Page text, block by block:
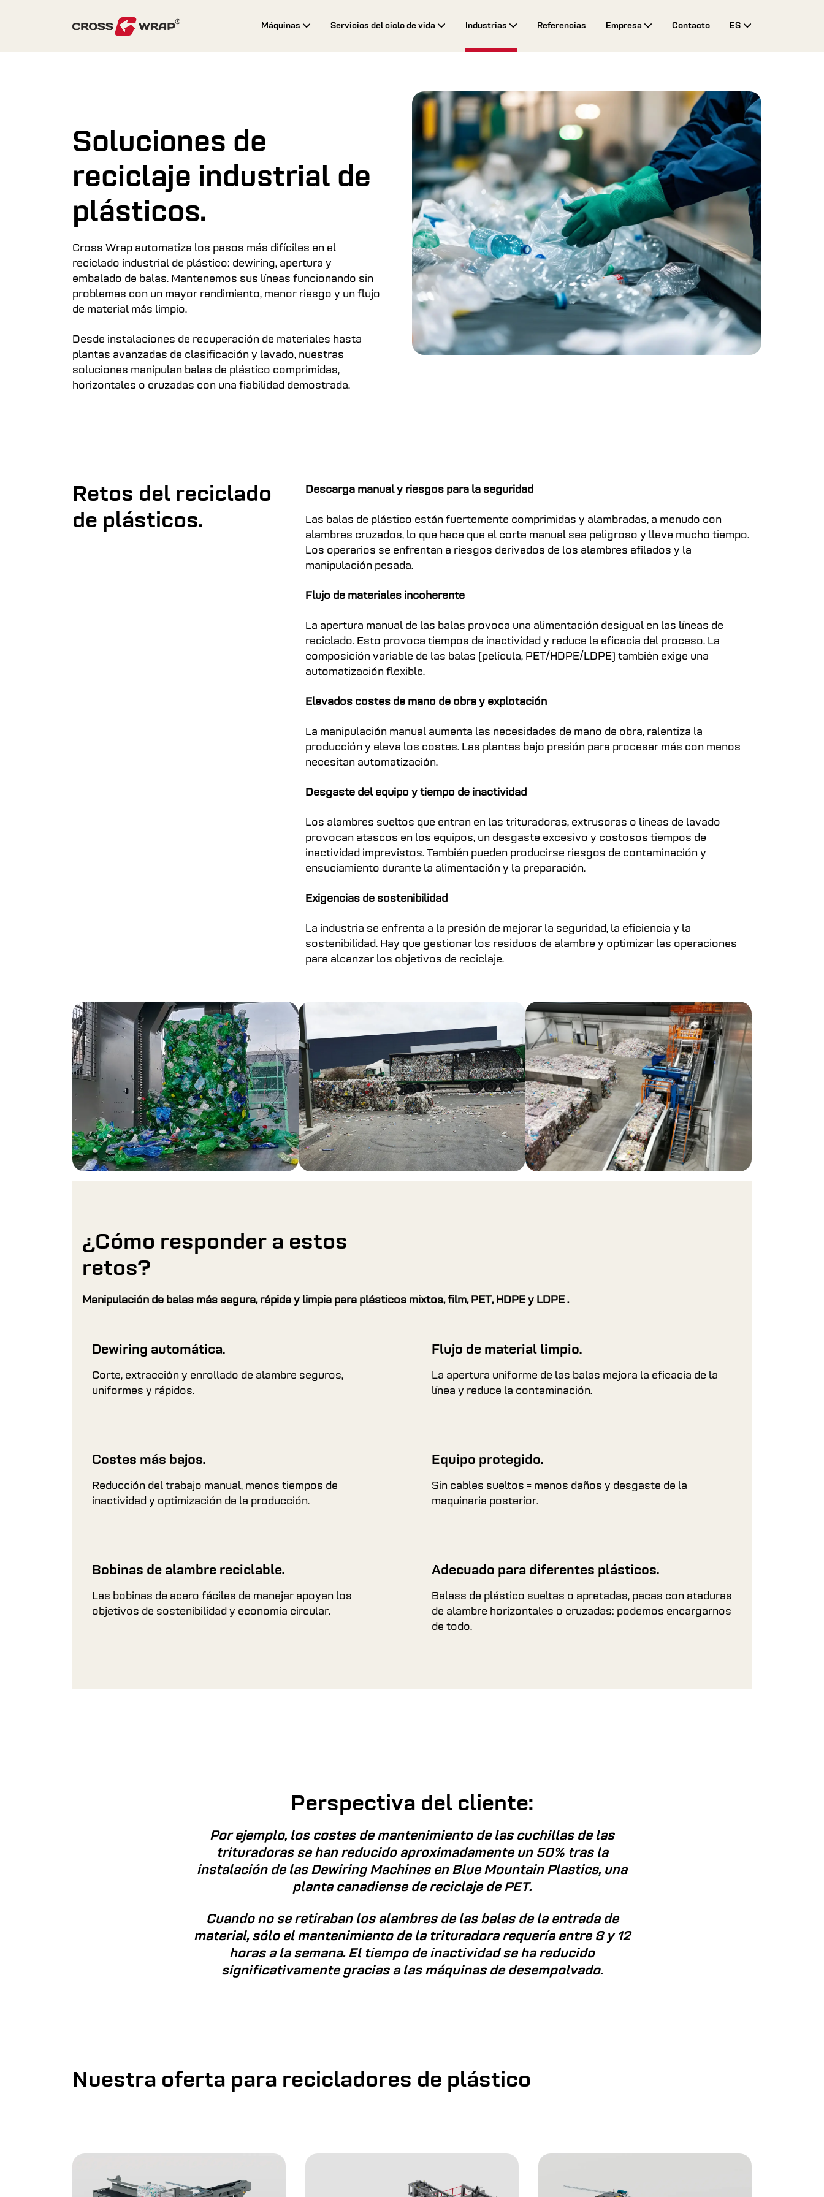
Máquinas Servicios del ciclo de vida Industrias Referencias Empresa Contacto
ES
Soluciones de
reciclaje industrial de
plásticos.
Cross Wrap automatiza los pasos más difíciles en el
reciclado industrial de plástico: dewiring, apertura y
embalado de balas. Mantenemos sus líneas funcionando sin
problemas con un mayor rendimiento, menor riesgo y un flujo
de material más limpio.
Desde instalaciones de recuperación de materiales hasta
plantas avanzadas de clasificación y lavado, nuestras
soluciones manipulan balas de plástico comprimidas,
horizontales o cruzadas con una fiabilidad demostrada.
Retos del reciclado
de plásticos.
Descarga manual y riesgos para la seguridad
Las balas de plástico están fuertemente comprimidas y alambradas, a menudo con
alambres cruzados, lo que hace que el corte manual sea peligroso y lleve mucho tiempo.
Los operarios se enfrentan a riesgos derivados de los alambres afilados y la
manipulación pesada.
Flujo de materiales incoherente
La apertura manual de las balas provoca una alimentación desigual en las líneas de
reciclado. Esto provoca tiempos de inactividad y reduce la eficacia del proceso. La
composición variable de las balas (película, PET/HDPE/LDPE) también exige una
automatización flexible.
Elevados costes de mano de obra y explotación
La manipulación manual aumenta las necesidades de mano de obra, ralentiza la
producción y eleva los costes. Las plantas bajo presión para procesar más con menos
necesitan automatización.
Desgaste del equipo y tiempo de inactividad
Los alambres sueltos que entran en las trituradoras, extrusoras o líneas de lavado
provocan atascos en los equipos, un desgaste excesivo y costosos tiempos de
inactividad imprevistos. También pueden producirse riesgos de contaminación y
ensuciamiento durante la alimentación y la preparación.
Exigencias de sostenibilidad
La industria se enfrenta a la presión de mejorar la seguridad, la eficiencia y la
sostenibilidad. Hay que gestionar los residuos de alambre y optimizar las operaciones
para alcanzar los objetivos de reciclaje.
¿Cómo responder a estos
retos?
Manipulación de balas más segura, rápida y limpia para plásticos mixtos, film, PET, HDPE y LDPE .
Dewiring automática.
Corte, extracción y enrollado de alambre seguros,
uniformes y rápidos.
Costes más bajos.
Reducción del trabajo manual, menos tiempos de
inactividad y optimización de la producción.
Bobinas de alambre reciclable.
Las bobinas de acero fáciles de manejar apoyan los
objetivos de sostenibilidad y economía circular.
Flujo de material limpio.
La apertura uniforme de las balas mejora la eficacia de la
línea y reduce la contaminación.
Equipo protegido.
Sin cables sueltos = menos daños y desgaste de la
maquinaria posterior.
Adecuado para diferentes plásticos.
Balass de plástico sueltas o apretadas, pacas con ataduras
de alambre horizontales o cruzadas: podemos encargarnos
de todo.
Perspectiva del cliente:
Por ejemplo, los costes de mantenimiento de las cuchillas de las
trituradoras se han reducido aproximadamente un 50% tras la
instalación de las Dewiring Machines en Blue Mountain Plastics, una
planta canadiense de reciclaje de PET.
Cuando no se retiraban los alambres de las balas de la entrada de
material, sólo el mantenimiento de la trituradora requería entre 8 y 12
horas a la semana. El tiempo de inactividad se ha reducido
significativamente gracias a las máquinas de desempolvado.
Nuestra oferta para recicladores de plástico